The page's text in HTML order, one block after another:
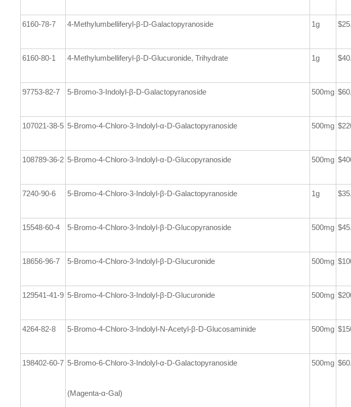
6160-78-7 4-Methylumbelliferyl-β-D-Galactopyranoside 1g
6160-80-1 4-Methylumbelliferyl-β-D-Glucuronide, Trihydrate 1g
97753-82-7 5-Bromo-3-Indolyl-β-D-Galactopyranoside 500mg
107021-38-5 5-Bromo-4-Chloro-3-Indolyl-α-D-Galactopyranoside 500mg
108789-36-2 5-Bromo-4-Chloro-3-Indolyl-α-D-Glucopyranoside 500mg
7240-90-6 5-Bromo-4-Chloro-3-Indolyl-β-D-Galactopyranoside 1g
15548-60-4 5-Bromo-4-Chloro-3-Indolyl-β-D-Glucopyranoside 500mg
18656-96-7 5-Bromo-4-Chloro-3-Indolyl-β-D-Glucuronide 500mg
129541-41-9 5-Bromo-4-Chloro-3-Indolyl-β-D-Glucuronide 500mg
4264-82-8 5-Bromo-4-Chloro-3-Indolyl-N-Acetyl-β-D-Glucosaminide 500mg
198402-60-7 5-Bromo-6-Chloro-3-Indolyl-α-D-Galactopyranoside
(Magenta-α-Gal)
500mg